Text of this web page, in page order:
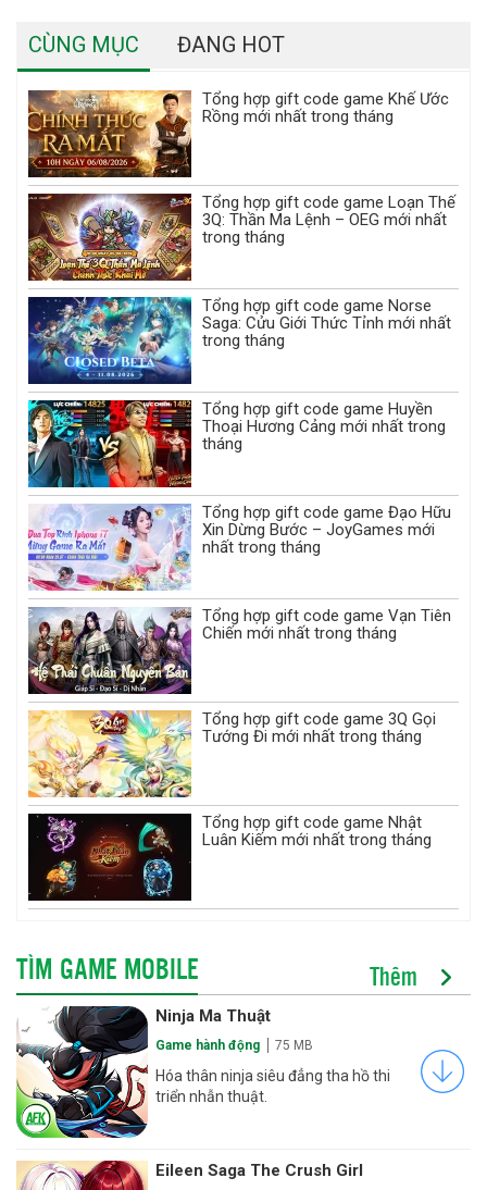
CÙNG MỤC ĐANG HOT
Tổng hợp gift code game Khế Ước
Rồng mới nhất trong tháng
Tổng hợp gift code game Loạn Thế
3Q: Thần Ma Lệnh – OEG mới nhất
trong tháng
Tổng hợp gift code game Norse
Saga: Cửu Giới Thức Tỉnh mới nhất
trong tháng
Tổng hợp gift code game Huyền
Thoại Hương Cảng mới nhất trong
tháng
Tổng hợp gift code game Đạo Hữu
Xin Dừng Bước – JoyGames mới
nhất trong tháng
Tổng hợp gift code game Vạn Tiên
Chiến mới nhất trong tháng
Tổng hợp gift code game 3Q Gọi
Tướng Đi mới nhất trong tháng
Tổng hợp gift code game Nhật
Luân Kiếm mới nhất trong tháng
TÌM GAME MOBILE Thêm
Ninja Ma Thuật
Game hành động 75 MB
Hóa thân ninja siêu đẳng tha hồ thi
triển nhẫn thuật.
Eileen Saga The Crush Girl